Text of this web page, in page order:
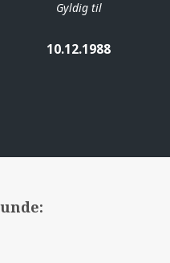
Gyldig til
10.12.1988